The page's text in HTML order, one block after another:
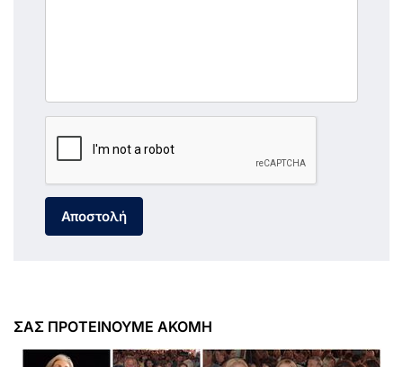
Αποστολή
ΣΑΣ ΠΡΟΤΕΙΝΟΥΜΕ ΑΚΟΜΗ